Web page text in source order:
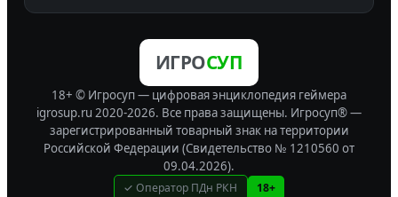
ИГРОСУП
18+ © Игросуп — цифровая энциклопедия геймера
igrosup.ru 2020-2026. Все права защищены. Игросуп® —
зарегистрированный товарный знак на территории
Российской Федерации (Свидетельство № 1210560 от
09.04.2026).
✓ Оператор ПДн РКН 18+